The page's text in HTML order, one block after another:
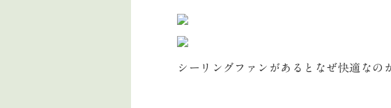
シーリングファンがあるとなぜ快適なの